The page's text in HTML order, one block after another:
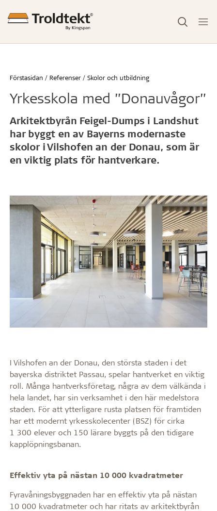
Förstasidan Referenser Skolor och utbildning
Yrkesskola med ”Donauvågor”
Arkitektbyrån Feigel-Dumps i Landshut
har byggt en av Bayerns modernaste
skolor i Vilshofen an der Donau, som är
en viktig plats för hantverkare.
I Vilshofen an der Donau, den största staden i det
bayerska distriktet Passau, spelar hantverket en viktig
roll. Många hantverksföretag, några av dem välkända i
hela landet, har sin verksamhet i den här medelstora
staden. För att ytterligare rusta platsen för framtiden
har ett modernt yrkesskolecenter (BSZ) för cirka
1 300 elever och 150 lärare byggts på den tidigare
kapplöpningsbanan.
Effektiv yta på nästan 10 000 kvadratmeter
Fyravåningsbyggnaden har en effektiv yta på nästan
10 000 kvadratmeter och har ritats av arkitektbyrån